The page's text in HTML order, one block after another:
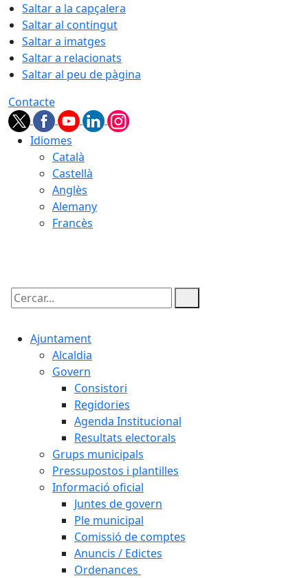
Saltar a la capçalera
Saltar al contingut
Saltar a imatges
Saltar a relacionats
Saltar al peu de pàgina
Contacte
Idiomes
Català
Castellà
Anglès
Alemany
Francès
Cercar:
Ajuntament
Alcaldia
Govern
Consistori
Regidories
Agenda Institucional
Resultats electorals
Grups municipals
Pressupostos i plantilles
Informació oficial
Juntes de govern
Ple municipal
Comissió de comptes
Anuncis / Edictes
Ordenances